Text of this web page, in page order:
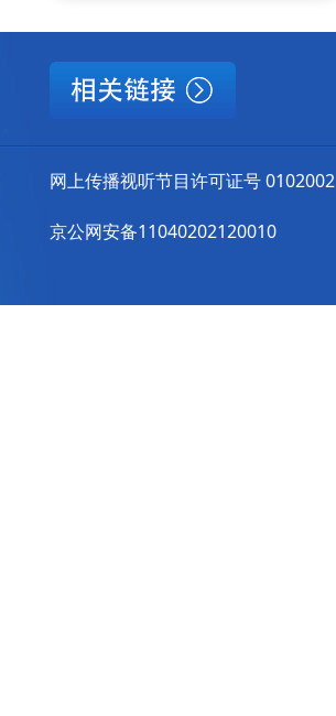
网上传播视听节目许可证号 0102002
京公网安备11040202120010